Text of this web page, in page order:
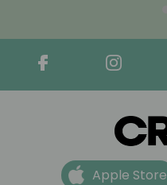
Apple Store